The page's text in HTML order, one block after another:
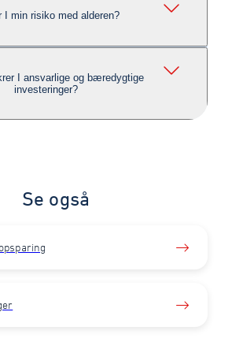
I min risiko med alderen?
I ansvarlige og bæredygtige
investeringer?
Se også